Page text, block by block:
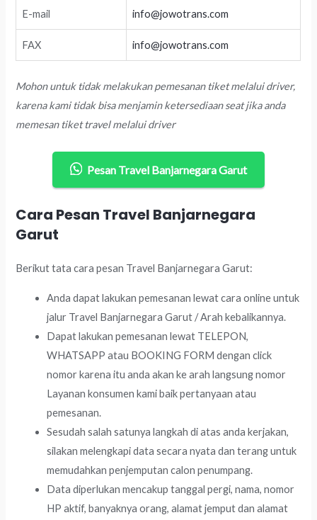
E-mail info@jowotrans.com
FAX info@jowotrans.com
Mohon untuk tidak melakukan pemesanan tiket melalui driver,
karena kami tidak bisa menjamin ketersediaan seat jika anda
memesan tiket travel melalui driver
Pesan Travel Banjarnegara Garut
Cara Pesan Travel Banjarnegara
Garut
Berikut tata cara pesan Travel Banjarnegara Garut:
Anda dapat lakukan pemesanan lewat cara online untuk
jalur Travel Banjarnegara Garut / Arah kebalikannya.
Dapat lakukan pemesanan lewat TELEPON,
WHATSAPP atau BOOKING FORM dengan click
nomor karena itu anda akan ke arah langsung nomor
Layanan konsumen kami baik pertanyaan atau
pemesanan.
Sesudah salah satunya langkah di atas anda kerjakan,
silakan melengkapi data secara nyata dan terang untuk
memudahkan penjemputan calon penumpang.
Data diperlukan mencakup tanggal pergi, nama, nomor
HP aktif, banyaknya orang, alamat jemput dan alamat